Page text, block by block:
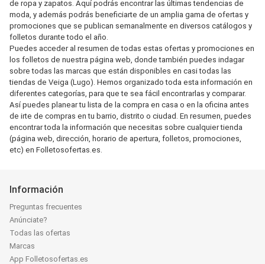
de ropa y zapatos. Aquí podrás encontrar las últimas tendencias de
moda, y además podrás beneficiarte de un amplia gama de ofertas y
promociones que se publican semanalmente en diversos catálogos y
folletos durante todo el año.
Puedes acceder al resumen de todas estas ofertas y promociones en
los folletos de nuestra página web, donde también puedes indagar
sobre todas las marcas que están disponibles en casi todas las
tiendas de Veiga (Lugo). Hemos organizado toda esta información en
diferentes categorías, para que te sea fácil encontrarlas y comparar.
Así puedes planear tu lista de la compra en casa o en la oficina antes
de irte de compras en tu barrio, distrito o ciudad. En resumen, puedes
encontrar toda la información que necesitas sobre cualquier tienda
(página web, dirección, horario de apertura, folletos, promociones,
etc) en Folletosofertas.es.
Información
Preguntas frecuentes
Anúnciate?
Todas las ofertas
Marcas
App Folletosofertas.es